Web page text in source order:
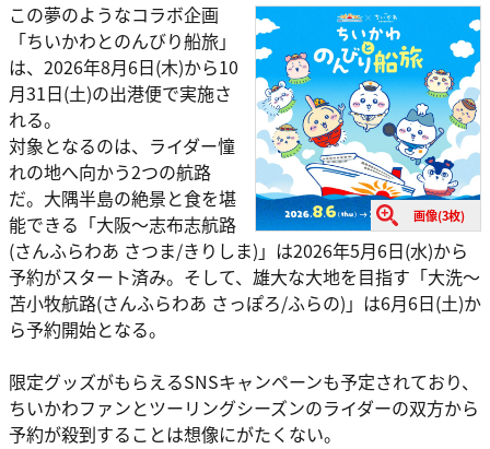
画像(3枚)
この夢のようなコラボ企画
「ちいかわとのんびり船旅」
は、2026年8月6日(木)から10
月31日(土)の出港便で実施さ
れる。
対象となるのは、ライダー憧
れの地へ向かう2つの航路
だ。大隅半島の絶景と食を堪
能できる「大阪～志布志航路
(さんふらわあ さつま/きりしま)」は2026年5月6日(水)から
予約がスタート済み。そして、雄大な大地を目指す「大洗～
苫小牧航路(さんふらわあ さっぽろ/ふらの)」は6月6日(土)か
ら予約開始となる。
限定グッズがもらえるSNSキャンペーンも予定されており、
ちいかわファンとツーリングシーズンのライダーの双方から
予約が殺到することは想像にがたくない。